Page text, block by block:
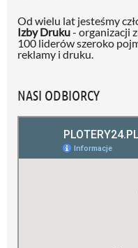
Od wielu lat jesteśmy
Izby Druku- organizacji
100 liderów szeroko
reklamy i druku.
NASI ODBIORCY